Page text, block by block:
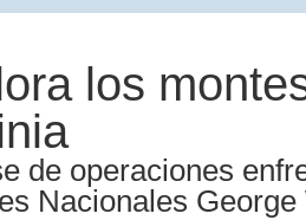
los
de operaciones
Nacionales